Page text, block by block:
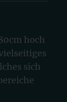
hoch
sich